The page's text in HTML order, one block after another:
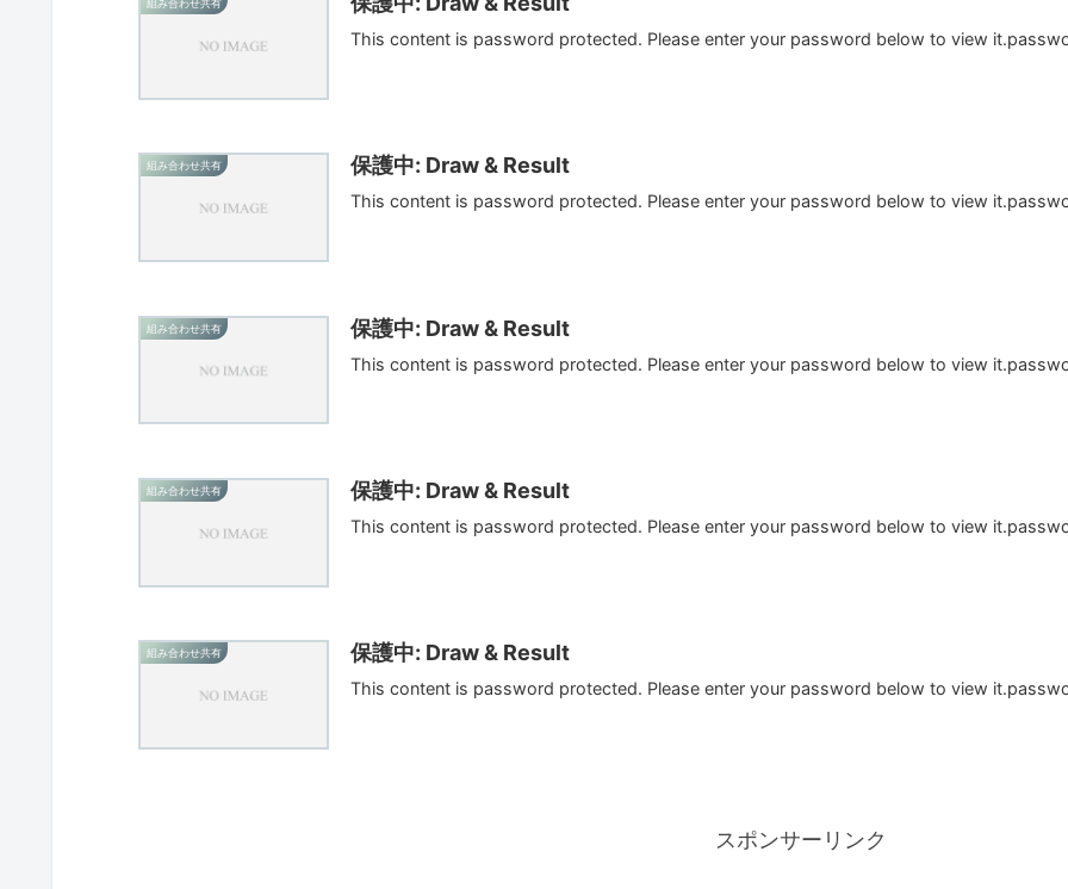
組み合わせ共有
This content is password protected. Please enter your password below to view
組み合わせ共有 保護中: Draw & Result
This content is password protected. Please enter your password below to view
組み合わせ共有 保護中: Draw & Result
This content is password protected. Please enter your password below to view
組み合わせ共有 保護中: Draw & Result
This content is password protected. Please enter your password below to view
組み合わせ共有 保護中: Draw & Result
This content is password protected. Please enter your password below to view
スポンサーリンク